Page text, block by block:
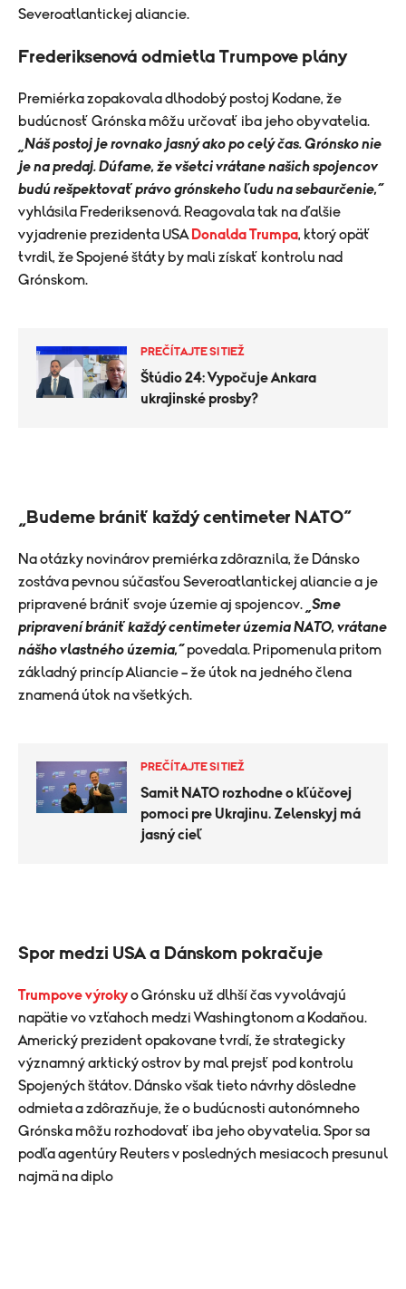
Severoatlantickej aliancie.
Frederiksenová odmietla Trumpove plány
Premiérka zopakovala dlhodobý postoj Kodane, že
budúcnosť Grónska môžu určovať iba jeho obyvatelia.
„Náš postoj je rovnako jasný ako po celý čas. Grónsko nie
je na predaj. Dúfame, že všetci vrátane našich spojencov
budú rešpektovať právo grónskeho ľudu na sebaurčenie,“
vyhlásila Frederiksenová. Reagovala tak na ďalšie
vyjadrenie prezidenta USA Donalda Trumpa, ktorý opäť
tvrdil, že Spojené štáty by mali získať kontrolu nad
Grónskom.
PREČÍTAJTE SI TIEŽ
Štúdio 24: Vypočuje Ankara
ukrajinské prosby?
„Budeme brániť každý centimeter NATO“
Na otázky novinárov premiérka zdôraznila, že Dánsko
zostáva pevnou súčasťou Severoatlantickej aliancie a je
pripravené brániť svoje územie aj spojencov. „Sme
pripravení brániť každý centimeter územia NATO, vrátane
nášho vlastného územia,“ povedala. Pripomenula pritom
základný princíp Aliancie – že útok na jedného člena
znamená útok na všetkých.
PREČÍTAJTE SI TIEŽ
Samit NATO rozhodne o kľúčovej
pomoci pre Ukrajinu. Zelenskyj má
jasný cieľ
Spor medzi USA a Dánskom pokračuje
Trumpove výrokyo Grónsku už dlhší čas vyvolávajú
napätie vo vzťahoch medzi Washingtonom a Kodaňou.
Americký prezident opakovane tvrdí, že strategicky
významný arktický ostrov by mal prejsť pod kontrolu
Spojených štátov. Dánsko však tieto návrhy dôsledne
odmieta a zdôrazňuje, že o budúcnosti autonómneho
Grónska môžu rozhodovať iba jeho obyvatelia. Spor sa
podľa agentúry Reuters v posledných mesiacoch presunul
najmä na diplo